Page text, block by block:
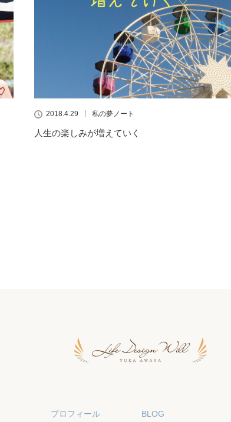
2018.4.29 私の夢ノート
人生の楽しみが増えていく
プロフィール BLOG